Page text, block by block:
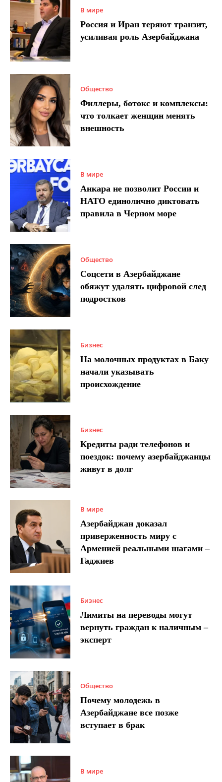
В мире
Россия и Иран теряют транзит,
усиливая роль Азербайджана
Общество
Филлеры, ботокс и комплексы:
что толкает женщин менять
внешность
В мире
Анкара не позволит России и
НАТО единолично диктовать
правила в Черном море
Общество
Соцсети в Азербайджане
обяжут удалять цифровой след
подростков
Бизнес
На молочных продуктах в Баку
начали указывать
происхождение
Бизнес
Кредиты ради телефонов и
поездок: почему азербайджанцы
живут в долг
В мире
Азербайджан доказал
приверженность миру с
Арменией реальными шагами –
Гаджиев
Бизнес
Лимиты на переводы могут
вернуть граждан к наличным –
эксперт
Общество
Почему молодежь в
Азербайджане все позже
вступает в брак
В мире